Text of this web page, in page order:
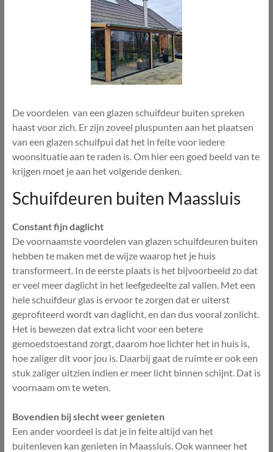
De voordelen van een glazen schuifdeur buiten spreken
haast voor zich. Er zijn zoveel pluspunten aan het plaatsen
van een glazen schuifpui dat het in feite voor iedere
woonsituatie aan te raden is. Om hier een goed beeld van te
krijgen moet je aan het volgende denken.
Schuifdeuren buiten Maassluis
Constant fijn daglicht
De voornaamste voordelen van glazen schuifdeuren buiten
hebben te maken met de wijze waarop het je huis
transformeert. In de eerste plaats is het bijvoorbeeld zo dat
er veel meer daglicht in het leefgedeelte zal vallen. Met een
hele schuifdeur glas is ervoor te zorgen dat er uiterst
geprofiteerd wordt van daglicht, en dan dus vooral zonlicht.
Het is bewezen dat extra licht voor een betere
gemoedstoestand zorgt, daarom hoe lichter het in huis is,
hoe zaliger dit voor jou is. Daarbij gaat de ruimte er ook een
stuk zaliger uitzien indien er meer licht binnen schijnt. Dat is
voornaam om te weten.
Bovendien bij slecht weer genieten
Een ander voordeel is dat je in feite altijd van het
buitenleven kan genieten in Maassluis. Ook wanneer het